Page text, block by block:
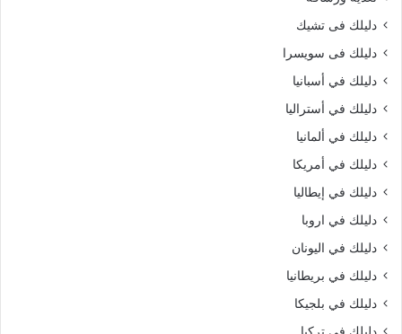
دليلك فى تشيك
دليلك فى سويسرا
دليلك في أسبانيا
دليلك في أستراليا
دليلك في ألمانيا
دليلك في أمريكا
دليلك في إيطاليا
دليلك في اروبا
دليلك في اليونان
دليلك في بريطانيا
دليلك في بلجيكا